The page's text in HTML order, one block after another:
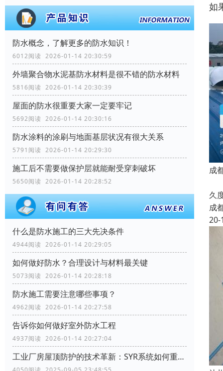
防水概念，了解更多的防水知识！
6012阅读 2026-01-14 20:30:59
外墙聚合物水泥基防水材料是很不错的防水材料
5816阅读 2026-01-14 20:30:39
屋面的防水很重要大家一定要牢记
5692阅读 2026-01-14 20:30:16
防水涂料的涂刷与地面基层状况有很大关系
5791阅读 2026-01-14 20:29:30
施工后不需要做保护层就能耐受穿刺破坏
5650阅读 2026-01-14 20:28:52
什么是防水施工的三大先决条件
4944阅读 2026-01-14 20:29:05
如何做好防水？合理设计与材料最关键
5073阅读 2026-01-14 20:28:18
防水施工需要注意哪些事项？
4962阅读 2026-01-14 20:27:58
告诉你如何做好室外防水工程
4937阅读 2026-01-14 20:27:04
工业厂房屋顶防护的技术革新：SYR系统如何重塑行业标准
如
成
久
成
20-